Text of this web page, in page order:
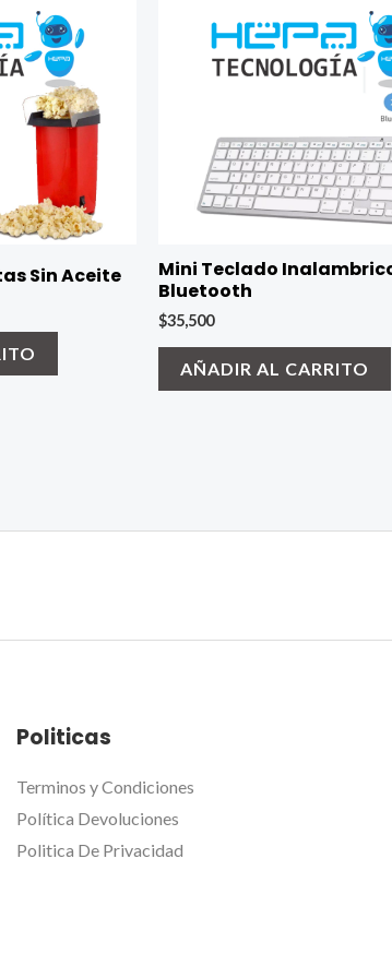
Sin Aceite
Mini Teclado
Bluetooth
$35,500
AÑADIR AL CARRITO
Politicas
Terminos y Condiciones
Política Devoluciones
Politica De Privacidad